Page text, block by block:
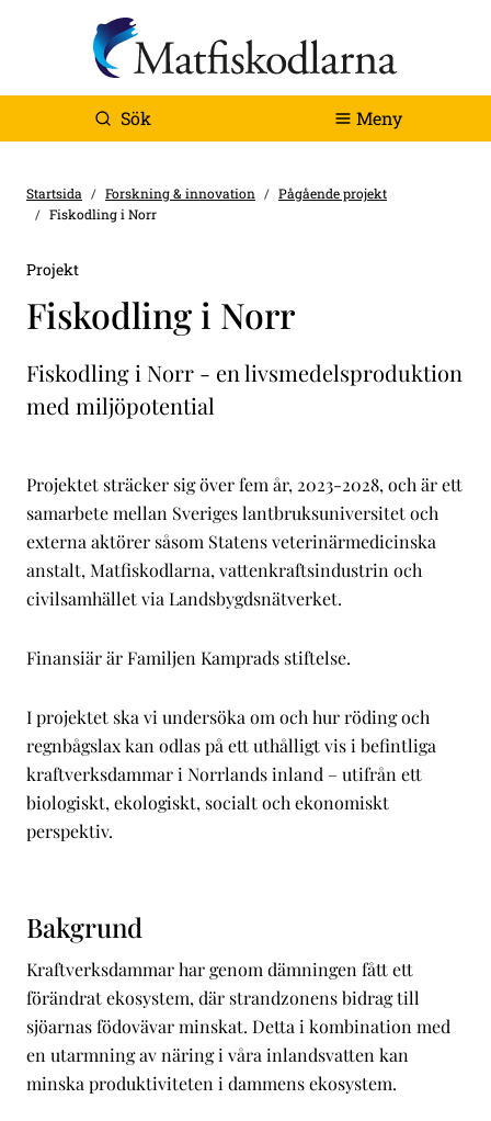
Sök Meny
Startsida Forskning & innovation
Pågående projekt
Fiskodling i Norr
Projekt
Fiskodling i Norr
Fiskodling i Norr - en livsmedelsproduktion
med miljöpotential
Projektet sträcker sig över fem år, 2023-2028, och är ett
samarbete mellan Sveriges lantbruksuniversitet och
externa aktörer såsom Statens veterinärmedicinska
anstalt, Matfiskodlarna, vattenkraftsindustrin och
civilsamhället via Landsbygdsnätverket.
Finansiär är Familjen Kamprads stiftelse.
I projektet ska vi undersöka om och hur röding och
regnbågslax kan odlas på ett uthålligt vis i befintliga
kraftverksdammar i Norrlands inland – utifrån ett
biologiskt, ekologiskt, socialt och ekonomiskt
perspektiv.
Bakgrund
Kraftverksdammar har genom dämningen fått ett
förändrat ekosystem, där strandzonens bidrag till
sjöarnas födovävar minskat. Detta i kombination med
en utarmning av näring i våra inlandsvatten kan
minska produktiviteten i dammens ekosystem.